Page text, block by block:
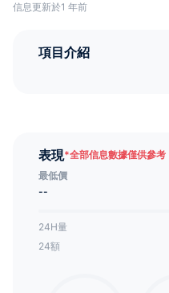
信息更新於1 年前
項目介紹
表現*全部信息數據僅供參考
最低價
--
24H量
24額